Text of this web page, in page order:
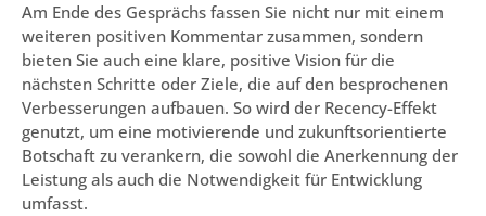
Am Ende des Gesprächs fassen Sie nicht nur mit einem
weiteren positiven Kommentar zusammen, sondern
bieten Sie auch eine klare, positive Vision für die
nächsten Schritte oder Ziele, die auf den besprochenen
Verbesserungen aufbauen. So wird der Recency-Effekt
genutzt, um eine motivierende und zukunftsorientierte
Botschaft zu verankern, die sowohl die Anerkennung der
Leistung als auch die Notwendigkeit für Entwicklung
umfasst.